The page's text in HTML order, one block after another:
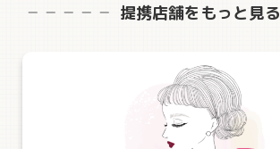
提携店舗をもっと見る